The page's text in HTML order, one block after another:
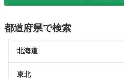
都道府県で検索
北海道
東北